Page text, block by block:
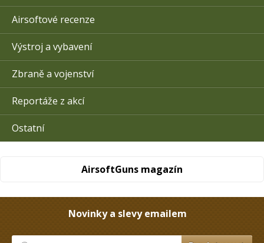
Airsoftové recenze
Výstroj a vybavení
Zbraně a vojenství
Reportáže z akcí
Ostatní
AirsoftGuns magazín
Novinky a slevy emailem